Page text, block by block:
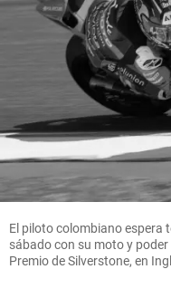
El piloto colombiano espera
sábado con su moto y
Premio de Silverstone, en